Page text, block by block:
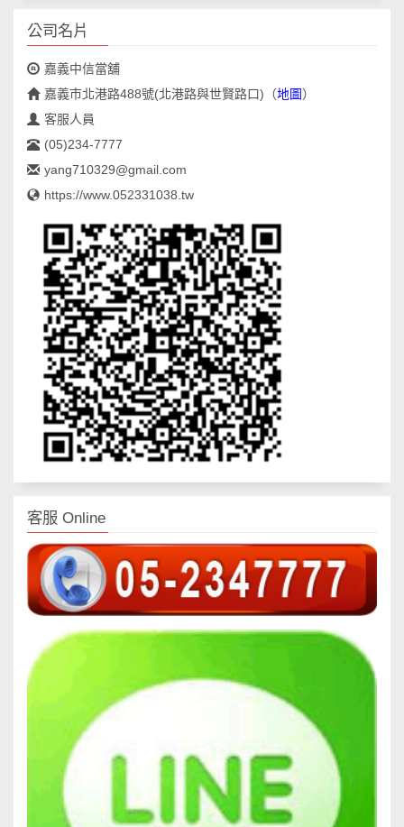
公司名片
嘉義中信當舖
嘉義市北港路488號(北港路與世賢路口) （地圖）
客服人員
(05)234-7777
yang710329@gmail.com
https://www.052331038.tw
客服 Online